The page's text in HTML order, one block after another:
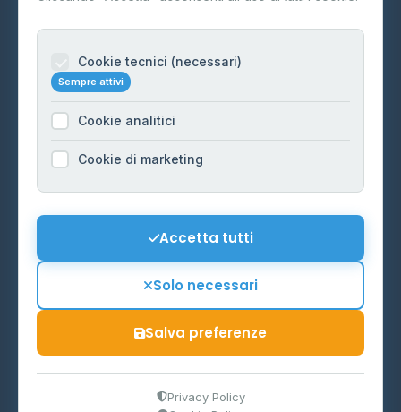
Informazioni legali
Cookie Policy
Preferenze Cookie
Mappa del sito
P.IVA 03859300364
Cookie tecnici (necessari)
Sempre attivi
Cookie analitici
Cookie di marketing
Accetta tutti
Solo necessari
Salva preferenze
Privacy Policy